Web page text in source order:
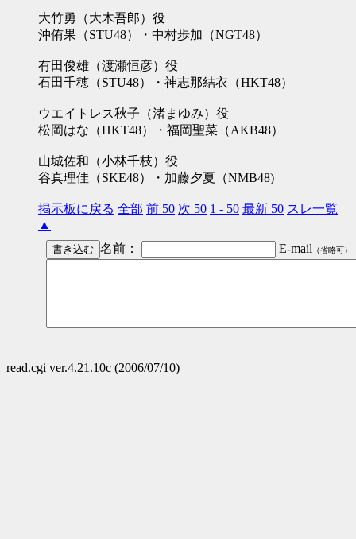
大竹勇（大木吾郎）役
沖侑果（STU48）・中村歩加（NGT48）
有田俊雄（渡瀬恒彦）役
石田千穂（STU48）・神志那結衣（HKT48）
ウエイトレス秋子（渚まゆみ）役
松岡はな（HKT48）・福岡聖菜（AKB48）
山城佐和（小林千枝）役
谷真理佳（SKE48）・加藤夕夏（NMB48)
掲示板に戻る 全部 前 50 次 50 1 - 50 最新 50 スレ一覧
▲
名前：
E-mail （省略可）
read.cgi ver.4.21.10c (2006/07/10)